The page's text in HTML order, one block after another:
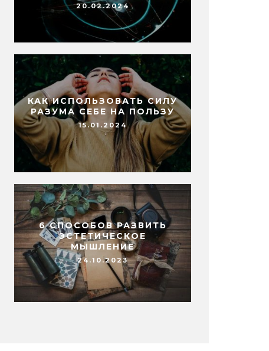
20.02.2024
КАК ИСПОЛЬЗОВАТЬ СИЛУ
РАЗУМА СЕБЕ НА ПОЛЬЗУ
15.01.2024
6 СПОСОБОВ РАЗВИТЬ
ЭСТЕТИЧЕСКОЕ
МЫШЛЕНИЕ
24.10.2023